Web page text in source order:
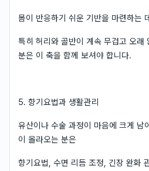
몸이 반응하기 쉬운 기반을 마련하는
특히 허리와 골반이 계속 무겁고 오래
분은 이 축을 함께 보셔야 합니다.
5. 향기요법과 생활관리
유산이나 수술 과정이 마음에 크게 남
이 올라오는 분은
향기요법, 수면 리듬 조정, 긴장 완화